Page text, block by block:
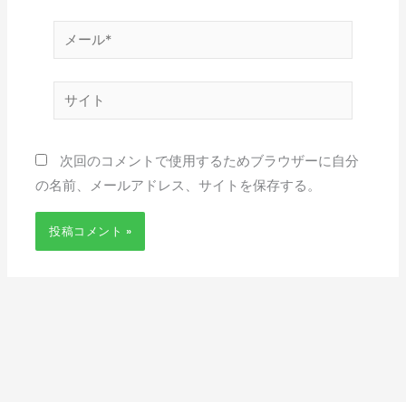
*
ー
ル
イ
次回のコメントで使用するためブラウザーに自分
の名前、メールアドレス、サイトを保存する。